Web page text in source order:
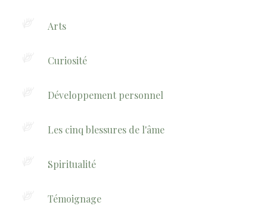
Arts
Curiosité
Développement personnel
Les cinq blessures de l'âme
Spiritualité
Témoignage